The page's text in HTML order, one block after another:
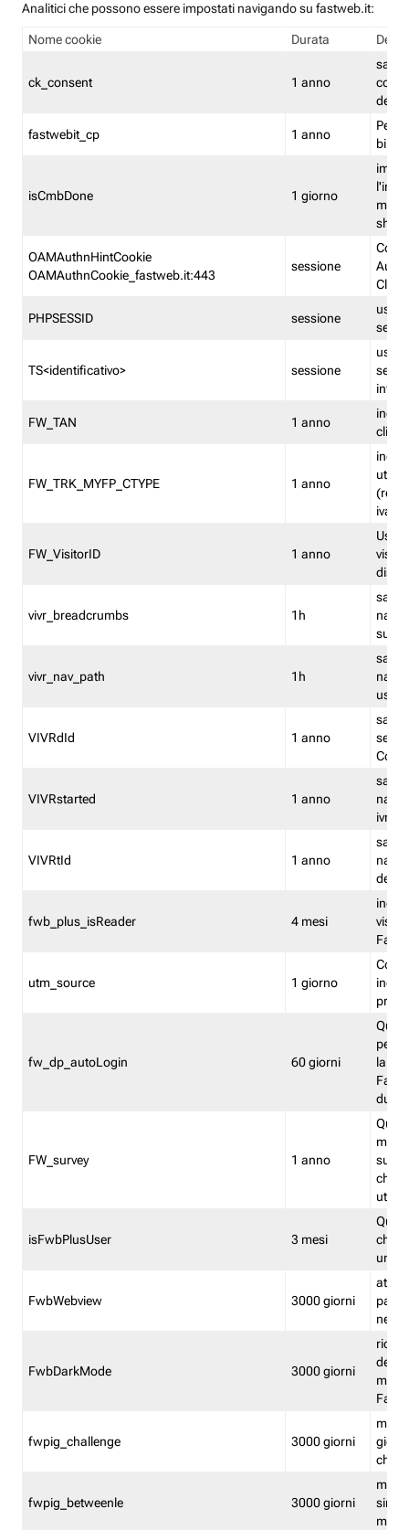
Analitici che possono essere impostati navigando su fastweb.it:
Nome cookie Durata
ck_consent 1 anno
salva
dei
fastwebit_cp 1 anno
isCmbDone 1 giorno
shp
OAMAuthnHintCookie
OAMAuthnCookie_fastweb.it:443
sessione
PHPSESSID sessione
TS<identificativo> sessione
FW_TAN 1 anno
FW_TRK_MYFP_CTYPE 1 anno
iva/
FW_VisitorID 1 anno
vivr_breadcrumbs 1h
salva
su
vivr_nav_path 1h
salva
VIVRdId 1 anno
salva
Convy
VIVRstarted 1 anno
salva
ivr
VIVRtId 1 anno
salva
del
fwb_plus_isReader 4 mesi
utm_source 1 giorno
fw_dp_autoLogin 60 giorni
la
FW_survey 1 anno
utenti
isFwbPlusUser 3 mesi
che
una
FwbWebview 3000 giorni
attiva
FwbDarkMode 3000 giorni
fwpig_challenge 3000 giorni
fwpig_betweenle 3000 giorni